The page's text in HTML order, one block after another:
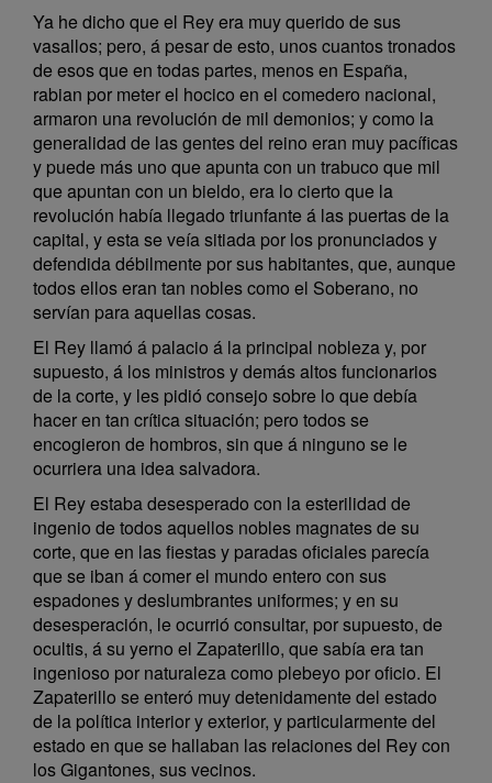
Ya he dicho que el Rey era muy querido de sus
vasallos; pero, á pesar de esto, unos cuantos tronados
de esos que en todas partes, menos en España,
rabian por meter el hocico en el comedero nacional,
armaron una revolución de mil demonios; y como la
generalidad de las gentes del reino eran muy pacíficas
y puede más uno que apunta con un trabuco que mil
que apuntan con un bieldo, era lo cierto que la
revolución había llegado triunfante á las puertas de la
capital, y esta se veía sitiada por los pronunciados y
defendida débilmente por sus habitantes, que, aunque
todos ellos eran tan nobles como el Soberano, no
servían para aquellas cosas.
El Rey llamó á palacio á la principal nobleza y, por
supuesto, á los ministros y demás altos funcionarios
de la corte, y les pidió consejo sobre lo que debía
hacer en tan crítica situación; pero todos se
encogieron de hombros, sin que á ninguno se le
ocurriera una idea salvadora.
El Rey estaba desesperado con la esterilidad de
ingenio de todos aquellos nobles magnates de su
corte, que en las fiestas y paradas oficiales parecía
que se iban á comer el mundo entero con sus
espadones y deslumbrantes uniformes; y en su
desesperación, le ocurrió consultar, por supuesto, de
ocultis, á su yerno el Zapaterillo, que sabía era tan
ingenioso por naturaleza como plebeyo por oficio. El
Zapaterillo se enteró muy detenidamente del estado
de la política interior y exterior, y particularmente del
estado en que se hallaban las relaciones del Rey con
los Gigantones, sus vecinos.